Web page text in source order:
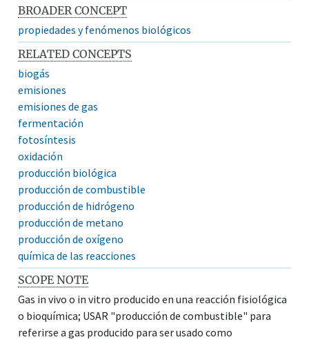
BROADER CONCEPT
propiedades y fenómenos biológicos
RELATED CONCEPTS
biogás
emisiones
emisiones de gas
fermentación
fotosíntesis
oxidación
producción biológica
producción de combustible
producción de hidrógeno
producción de metano
producción de oxígeno
química de las reacciones
SCOPE NOTE
Gas in vivo o in vitro producido en una reacción fisiológica
o bioquímica; USAR "producción de combustible" para
referirse a gas producido para ser usado como